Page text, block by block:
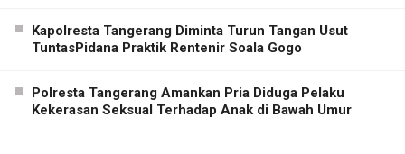
Kapolresta Tangerang Diminta Turun Tangan Usut
TuntasPidana Praktik Rentenir Soala Gogo
Polresta Tangerang Amankan Pria Diduga Pelaku
Kekerasan Seksual Terhadap Anak di Bawah Umur